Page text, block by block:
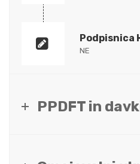
Podpisnica
NE
PPDFT in